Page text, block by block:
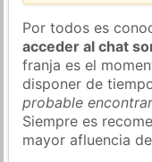
Por todos es
acceder al chat
franja es el
disponer de
probable
Siempre es
mayor afluencia